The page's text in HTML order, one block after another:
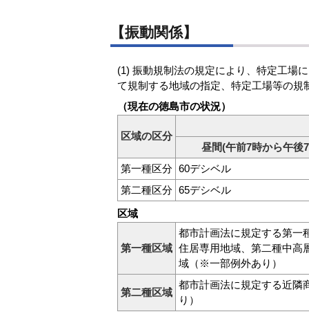
【振動関係】
(1) 振動規制法の規定により、特定工場
て規制する地域の指定、特定工場等の
（現在の徳島市の状況）
区域の区分
昼間(午前7時から午後
第一種区分 60デシベル
第二種区分 65デシベル
区域
第一種区域
都市計画法に規定する第一
住居専用地域、第二種中高
域（※一部例外あり）
第二種区域
都市計画法に規定する近
り）